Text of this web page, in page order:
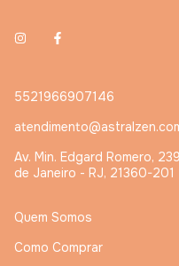
5521966907146
Av. Min. Edgard Romero,
de Janeiro - RJ, 21360-201
Quem Somos
Como Comprar